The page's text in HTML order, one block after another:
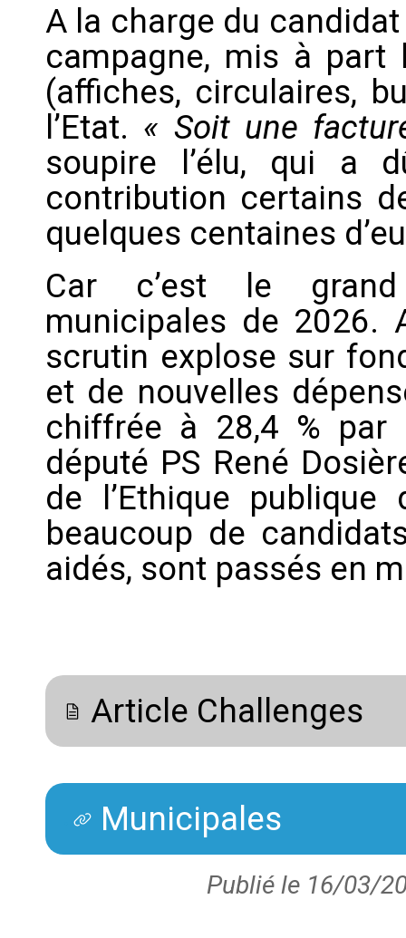
A la charge du
campagne, mis à part
(affiches, circulaires,
l’Etat. « Soit une
soupire l’élu, qui a
contribution certains
quelques centaines
Car c’est le
municipales de 2026.
scrutin explose sur
et de nouvelles
chiffrée à 28,4 % par
député PS René
de l’Ethique
beaucoup de
aidés, sont passés en
Article Challenges
Municipales
Publié le 16/03/